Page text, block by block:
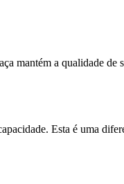
mantém a qualidade de
Esta é uma